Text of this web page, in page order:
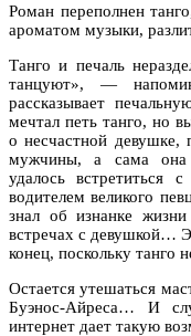
Роман переполнен
ароматом музыки,
Танго и печаль
танцуют», —
рассказывает
мечтал петь танго, но
о несчастной девушке,
мужчины, а сама она
удалось
водителем великого
знал об изнанке
встречах с девушкой…
конец, поскольку танго
Остается утешаться
Буэнос-Айреса… И
интернет дает такую